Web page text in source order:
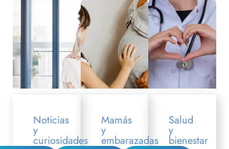
Noticias
y
curiosidades
Mamás
y
embarazadas
Salud
y
bienestar